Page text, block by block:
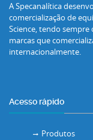
A Specanalítica
comercialização de
Science, tendo
marcas que
internacionalmente.
Acesso rápido
Produtos